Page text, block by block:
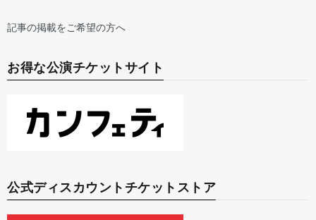
記事の掲載をご希望の方へ
お得な公演チケットサイト
公式ディスカウントチケットストア